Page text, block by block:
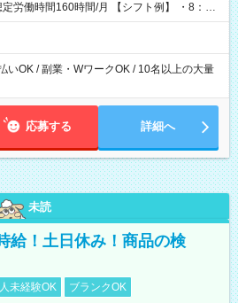
160時間/月 【シフト例】 ・8：00
いOK / 副業・WワークOK / 10名以上の大量
応募する 詳細へ
未読
給！土日休み！商品の検
未経験OK
ブランクOK